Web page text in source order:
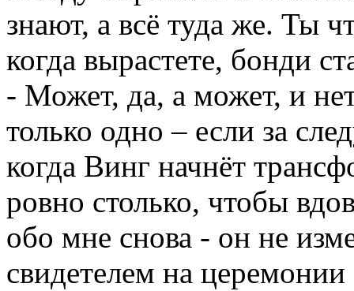
знают, а всё туда же. Ты
когда вырастете, бонди
- Может, да, а может, и
только одно – если за
когда Винг начнёт
ровно столько, чтобы
обо мне снова - он не
свидетелем на